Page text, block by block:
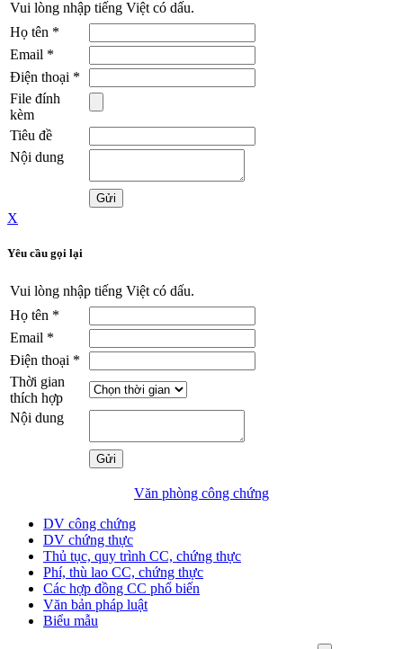
Vui lòng nhập tiếng Việt có dấu.
Họ tên *
Email *
Điện thoại *
File đính
kèm
Tiêu đề
Nội dung
X
Yêu cầu gọi lại
Vui lòng nhập tiếng Việt có dấu.
Họ tên *
Email *
Điện thoại *
Thời gian
thích hợp
Nội dung
Văn phòng công chứng
DV công chứng
DV chứng thực
Thủ tục, quy trình CC, chứng thực
Phí, thù lao CC, chứng thực
Các hợp đồng CC phổ biến
Văn bản pháp luật
Biểu mẫu